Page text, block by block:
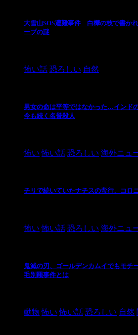
大雪山SOS遭難事件 白樺の枝で書か
ープの謎
怖い話 恐ろしい 自然
男女の命は平等ではなかった…インド
今も続く名誉殺人
怖い 怖い話 恐ろしい 海外ニュ
チリで続いていたナチスの蛮行、コロ
怖い 怖い話 恐ろしい 海外ニュ
鬼滅の刃、ゴールデンカムイでもモ
毛別羆事件とは
動物 怖い 怖い話 恐ろしい 自然